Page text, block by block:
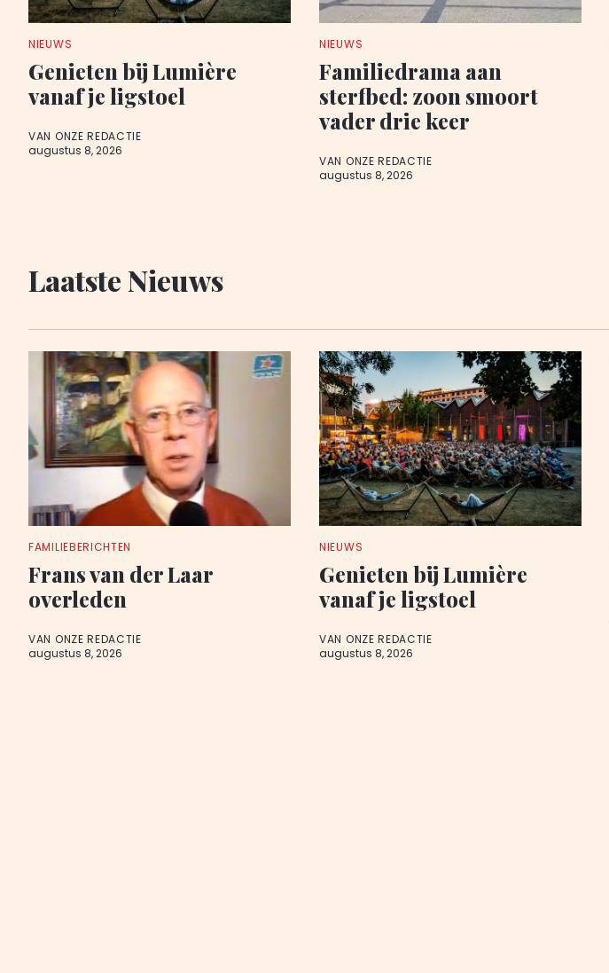
NIEUWS
Genieten bij Lumière
vanaf je ligstoel
VAN ONZE REDACTIE
augustus 8, 2026
NIEUWS
Familiedrama aan
sterfbed: zoon smoort
vader drie keer
VAN ONZE REDACTIE
augustus 8, 2026
Laatste Nieuws
FAMILIEBERICHTEN
Frans van der Laar
overleden
VAN ONZE REDACTIE
augustus 8, 2026
NIEUWS
Genieten bij Lumière
vanaf je ligstoel
VAN ONZE REDACTIE
augustus 8, 2026